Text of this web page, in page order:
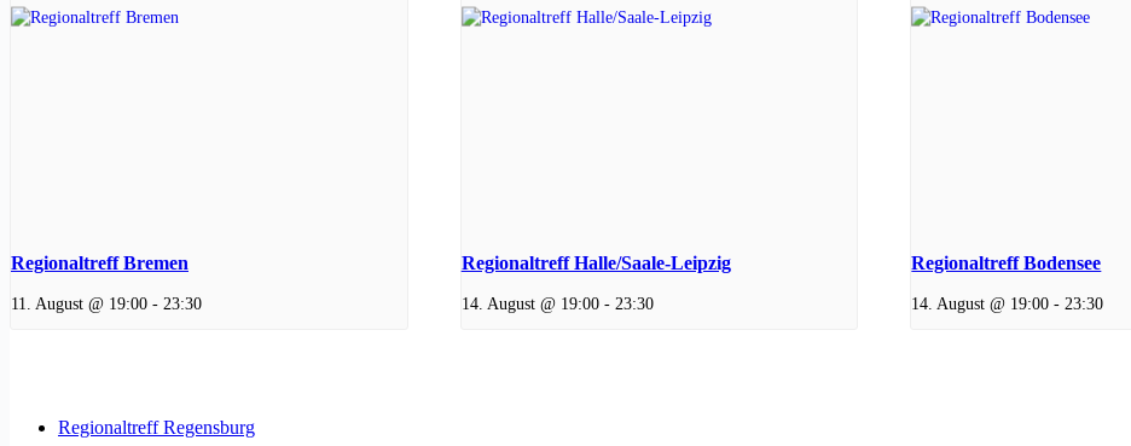
Regionaltreff Bremen
11. August @ 19:00 - 23:30
Regionaltreff Halle/Saale-Leipzig
14. August @ 19:00 - 23:30
Regionaltreff Bodensee
14. August @ 19:00 - 23:30
Regionaltreff Regensburg